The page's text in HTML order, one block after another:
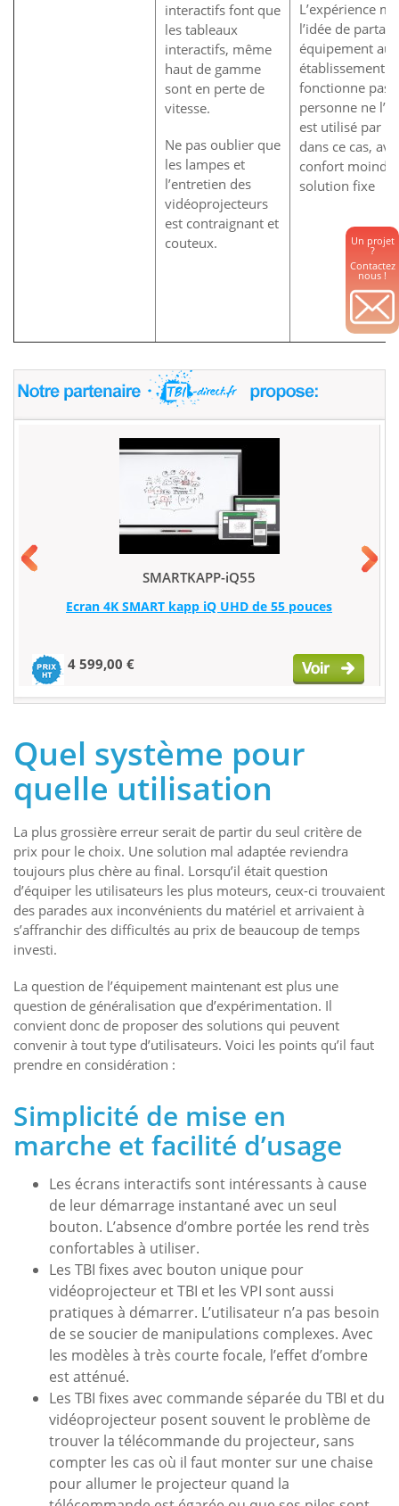
Un projet
?
Contactez
nous !
interactifs font que
les tableaux
interactifs, même
haut de gamme
sont en perte de
vitesse.
Ne pas oublier que
les lampes et
l’entretien des
vidéoprojecteurs
est contraignant et
couteux.
L’expérience
l’idée de
équipement au
établissement
fonctionne pas.
personne ne
est utilisé par
dans ce cas,
confort
solution fixe
SMARTKAPP-iQ55
Ecran 4K SMART kapp iQ UHD de 55 pouces
4 599,00 €
Quel système pour
quelle utilisation
La plus grossière erreur serait de partir du seul critère de
prix pour le choix. Une solution mal adaptée reviendra
toujours plus chère au final. Lorsqu’il était question
d’équiper les utilisateurs les plus moteurs, ceux-ci trouvaient
des parades aux inconvénients du matériel et arrivaient à
s’affranchir des difficultés au prix de beaucoup de temps
investi.
La question de l’équipement maintenant est plus une
question de généralisation que d’expérimentation. Il
convient donc de proposer des solutions qui peuvent
convenir à tout type d’utilisateurs. Voici les points qu’il faut
prendre en considération :
Simplicité de mise en
marche et facilité d’usage
Les écrans interactifs sont intéressants à cause
de leur démarrage instantané avec un seul
bouton. L’absence d’ombre portée les rend très
confortables à utiliser.
Les TBI fixes avec bouton unique pour
vidéoprojecteur et TBI et les VPI sont aussi
pratiques à démarrer. L’utilisateur n’a pas besoin
de se soucier de manipulations complexes. Avec
les modèles à très courte focale, l’effet d’ombre
est atténué.
Les TBI fixes avec commande séparée du TBI et du
vidéoprojecteur posent souvent le problème de
trouver la télécommande du projecteur, sans
compter les cas où il faut monter sur une chaise
pour allumer le projecteur quand la